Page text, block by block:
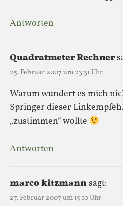
Antworten
Quadratmeter Rechner
25. Februar 2007 um 23:31 Uhr
Warum wundert es mich
Springer dieser
„zustimmen“ wollte
Antworten
marco kitzmannsagt:
27. Februar 2007 um 15:10 Uhr